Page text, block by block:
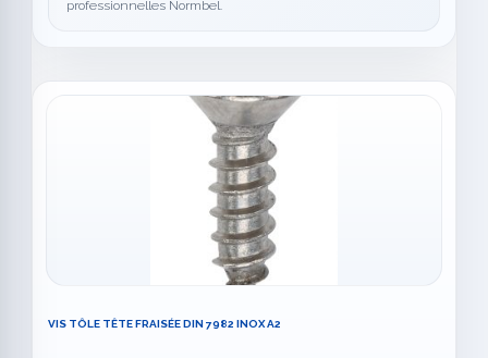
professionnelles Normbel.
VIS TÔLE TÊTE FRAISÉE DIN 7982 INOX A2